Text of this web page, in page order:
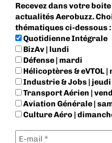
Recevez dans votre
actualités Aerobuzz.
thématiques ci-dessous :
Quotidienne Intégrale
BizAv | lundi
Défense | mardi
Hélicoptères & eVTOL
Industrie & Jobs | jeudi
Transport Aérien |
Aviation Générale |
Culture Aéro |